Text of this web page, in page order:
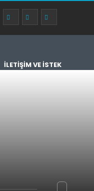
İLETIŞIM VE İSTEK